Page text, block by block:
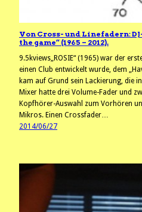
Von Cross- und Linefadern:
the game“ (1965 – 2012).
9.5kviews„ROSIE“ (1965) war der
einen Club entwickelt wurde, dem
kam auf Grund sein Lackierung, die
Mixer hatte drei Volume-Fader und
Kopfhörer-Auswahl zum Vorhören
Mikros. Einen Crossfader…
2014/06/27